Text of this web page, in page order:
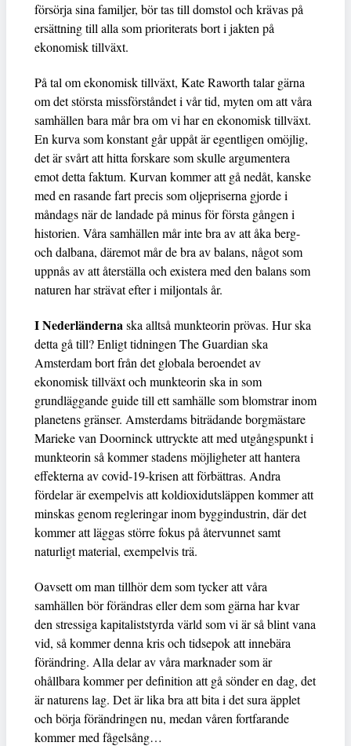
försörja sina familjer, bör tas till domstol och krävas på
ersättning till alla som prioriterats bort i jakten på
ekonomisk tillväxt.
På tal om ekonomisk tillväxt, Kate Raworth talar gärna
om det största missförståndet i vår tid, myten om att våra
samhällen bara mår bra om vi har en ekonomisk tillväxt.
En kurva som konstant går uppåt är egentligen omöjlig,
det är svårt att hitta forskare som skulle argumentera
emot detta faktum. Kurvan kommer att gå nedåt, kanske
med en rasande fart precis som oljepriserna gjorde i
måndags när de landade på minus för första gången i
historien. Våra samhällen mår inte bra av att åka berg-
och dalbana, däremot mår de bra av balans, något som
uppnås av att återställa och existera med den balans som
naturen har strävat efter i miljontals år.
I Nederländerna ska alltså munkteorin prövas. Hur ska
detta gå till? Enligt tidningen The Guardian ska
Amsterdam bort från det globala beroendet av
ekonomisk tillväxt och munkteorin ska in som
grundläggande guide till ett samhälle som blomstrar inom
planetens gränser. Amsterdams biträdande borgmästare
Marieke van Doorninck uttryckte att med utgångspunkt i
munkteorin så kommer stadens möjligheter att hantera
effekterna av covid-19-krisen att förbättras. Andra
fördelar är exempelvis att koldioxidutsläppen kommer att
minskas genom regleringar inom byggindustrin, där det
kommer att läggas större fokus på återvunnet samt
naturligt material, exempelvis trä.
Oavsett om man tillhör dem som tycker att våra
samhällen bör förändras eller dem som gärna har kvar
den stressiga kapitaliststyrda värld som vi är så blint vana
vid, så kommer denna kris och tidsepok att innebära
förändring. Alla delar av våra marknader som är
ohållbara kommer per definition att gå sönder en dag, det
är naturens lag. Det är lika bra att bita i det sura äpplet
och börja förändringen nu, medan våren fortfarande
kommer med fågelsång…